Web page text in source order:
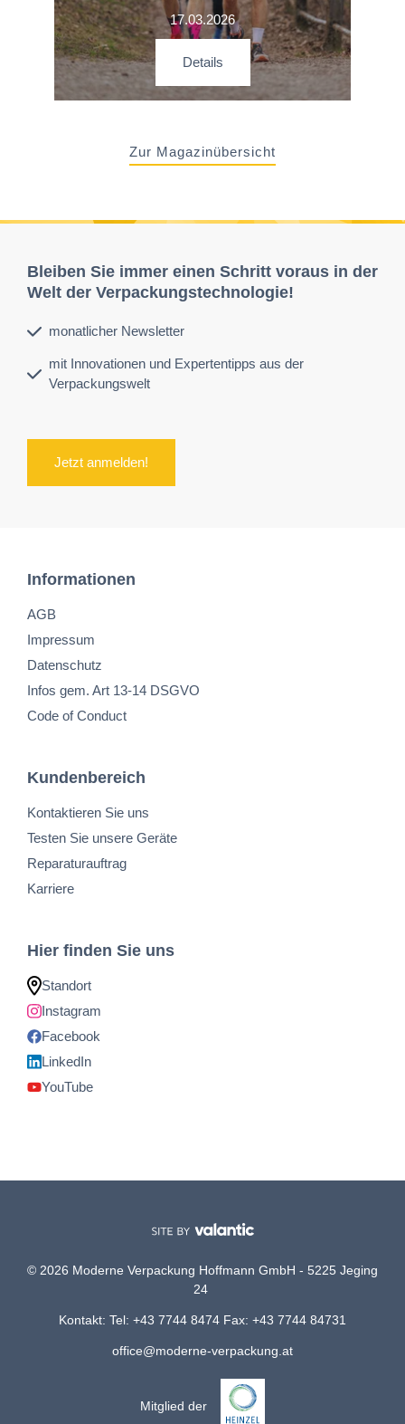
17.03.2026
Details
Zur Magazinübersicht
Bleiben Sie immer einen Schritt voraus in der
Welt der Verpackungstechnologie!
monatlicher Newsletter
mit Innovationen und Expertentipps aus der
Verpackungswelt
Jetzt anmelden!
Informationen
AGB
Impressum
Datenschutz
Infos gem. Art 13-14 DSGVO
Code of Conduct
Kundenbereich
Kontaktieren Sie uns
Testen Sie unsere Geräte
Reparaturauftrag
Karriere
Hier finden Sie uns
Standort
Instagram
Facebook
LinkedIn
YouTube
© 2026 Moderne Verpackung Hoffmann GmbH - 5225 Jeging
24
Kontakt: Tel: +43 7744 8474 Fax: +43 7744 84731
office@moderne-verpackung.at
Mitglied der